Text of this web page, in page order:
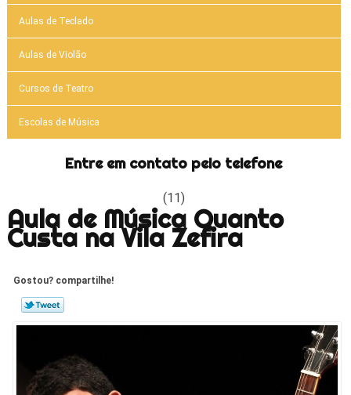
Aulas de Teclado
Aulas de Violão
Cursos de Teatro
Escolas de Música
Entre em contato pelo telefone
(11)
Aula de Música Quanto
Custa na Vila Zefira
Gostou? compartilhe!